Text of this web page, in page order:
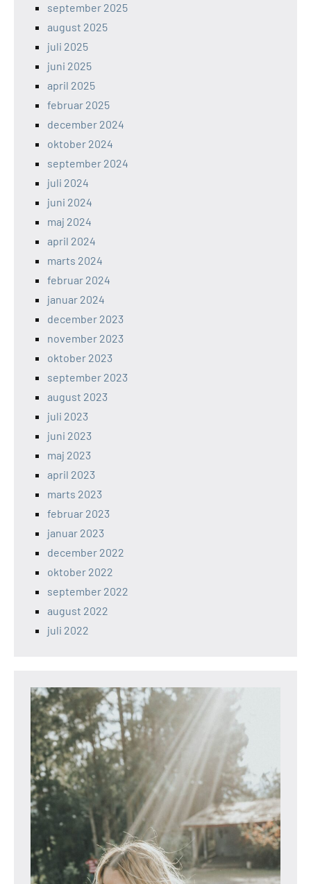
september 2025
august 2025
juli 2025
juni 2025
april 2025
februar 2025
december 2024
oktober 2024
september 2024
juli 2024
juni 2024
maj 2024
april 2024
marts 2024
februar 2024
januar 2024
december 2023
november 2023
oktober 2023
september 2023
august 2023
juli 2023
juni 2023
maj 2023
april 2023
marts 2023
februar 2023
januar 2023
december 2022
oktober 2022
september 2022
august 2022
juli 2022